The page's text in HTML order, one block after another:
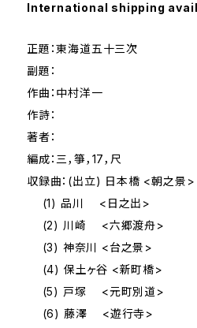
International shipping
正題：東海道五十三次
副題：
作曲：中村洋一
作詩：
著者：
編成：三，箏，17，尺
収録曲：(出立) 日本橋 <朝之景>
(1) 品川 <日之出>
(2) 川崎 <六郷渡舟>
(3) 神奈川 <台之景>
(4) 保土ヶ谷 <新町橋>
(5) 戸塚 <元町別道>
(6) 藤澤 <遊行寺>